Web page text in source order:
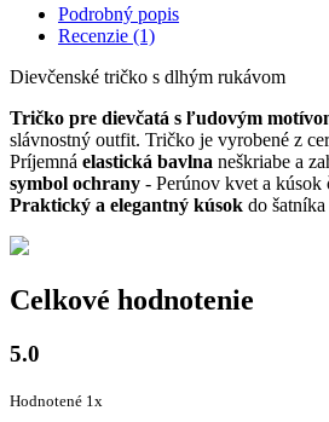
Podrobný popis
Recenzie (1)
Dievčenské tričko s dlhým rukávom
Tričko pre dievčatá s ľudovým
slávnostný outfit. Tričko je vyrobené z
Príjemná elastická bavlna neškriabe a
symbol ochrany - Perúnov kvet a kúsok
Praktický a elegantný kúsok do
Celkové hodnotenie
5.0
Hodnotené 1x